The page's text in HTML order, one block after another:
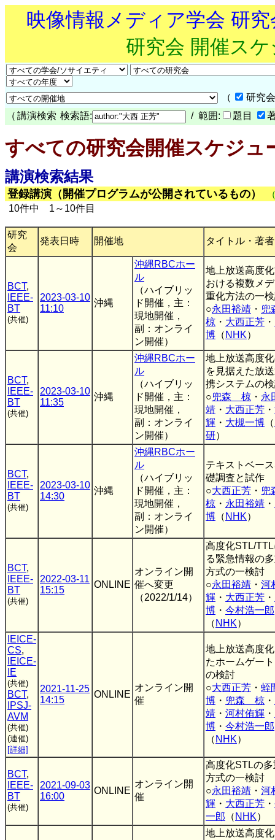
映像情報メディア学会 研
研究会 開催ス
（
研究
（ 講演検索 検索語: / 範囲: 題目
すべての研究会開催スケジュ
講演検索結果
登録講演（開催プログラムが公開されているもの）
10件中 1～10件目
研究
会
発表日時 開催地 タイトル・著者
BCT,
IEEE-
BT
(共催)
2023-03-10
11:10
沖縄
沖縄RBCホー
ル
（ハイブリッ
ド開催，主：
現地開催，
副：オンライ
ン開催）
地上放送高度
おける複数メ
重化方法の一
○永田裕靖 ・
椋 ・ 大西正芳 ・
博 （ NHK）
BCT,
IEEE-
BT
(共催)
2023-03-10
11:35
沖縄
沖縄RBCホー
ル
（ハイブリッ
ド開催，主：
現地開催，
副：オンライ
ン開催）
地上放送高度
を見据えた放
携システムの
○兜森 椋 ・ 永
靖 ・ 大西正芳 ・
輝 ・ 大槻一博 （
研）
BCT,
IEEE-
BT
(共催)
2023-03-10
14:30
沖縄
沖縄RBCホー
ル
（ハイブリッ
ド開催，主：
現地開催，
副：オンライ
ン開催）
テキストベー
礎調査と試作
○大西正芳 ・
椋 ・ 永田裕靖 ・
博 （ NHK）
BCT,
IEEE-
BT
(共催)
2022-03-11
15:15
ONLINE
オンライン開
催へ変更
（2022/1/14）
高度化STL/
る緊急情報の
方式の一検討
○永田裕靖 ・ 河
輝 ・ 大西正芳 ・
博 ・ 今村浩一郎
（ NHK）
IEICE-
CS,
IEICE-
IE
(共催)
BCT,
IPSJ-
AVM
(共催)
(連催)
[詳細]
2021-11-25
14:15
ONLINE
オンライン開
催
地上放送高度
たホームゲー
の検討
○大西正芳 ・ 蛭
博 ・ 兜森 椋 ・
靖 ・ 河村侑輝 ・
博 ・ 今村浩一郎
（ NHK）
BCT,
IEEE-
BT
(共催)
2021-09-03
16:00
ONLINE
オンライン開
催
高度化STLの
方式の一検討
○永田裕靖 ・ 河
輝 ・ 大西正芳 ・
一郎 （ NHK）
地上放送高度